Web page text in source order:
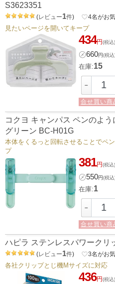
S3623351
(レビュー1件) favorite_border4名がお
見たいページを開いてキープ
434円(税込)
㋱660円(税
在庫:15
－
合せ買い商
コクヨ キャンパス ペンのよ
グリーン BC-H01G
本体をくるっと回転させることでペ
プ
381円(税込)
㋱550円(税
在庫:1
－
合せ買い商
ハピラ ステンレスパワークリ
(レビュー1件) favorite_border3名がお
各社クリップとじ機Mサイズに対応
436円(税込)